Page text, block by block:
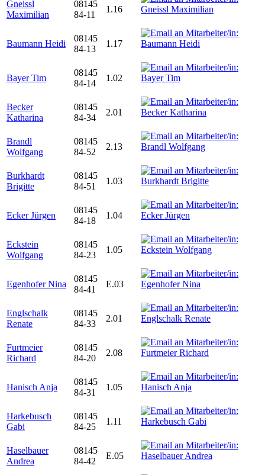
Gneissl
Maximilian
08145
84-11
1.16
Baumann Heidi
08145
84-13
1.17
Bayer Tim
08145
84-14
1.02
Becker
Katharina
08145
84-34
2.01
Brandl
Wolfgang
08145
84-52
2.13
Burkhardt
Brigitte
08145
84-51
1.03
Ecker Jürgen
08145
84-18
1.04
Eckstein
Wolfgang
08145
84-23
1.05
Egenhofer Nina
08145
84-41
E.03
Englschalk
Renate
08145
84-33
2.01
Furtmeier
Richard
08145
84-20
2.08
Hanisch Anja
08145
84-31
1.05
Harkebusch
Gabi
08145
84-25
1.11
Haselbauer
Andrea
08145
84-42
E.05